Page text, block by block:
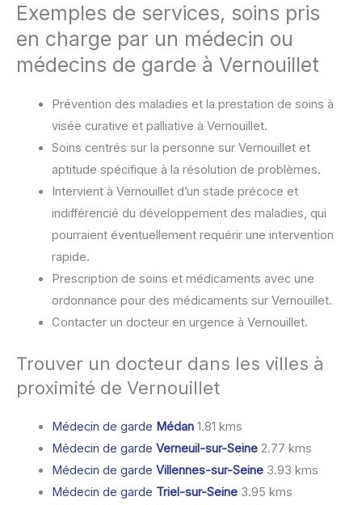
Exemples de services, soins pris
en charge par un médecin ou
médecins de garde à Vernouillet
Prévention des maladies et la prestation de soins à
visée curative et palliative à Vernouillet.
Soins centrés sur la personne sur Vernouillet et
aptitude spécifique à la résolution de problèmes.
Intervient à Vernouillet d’un stade précoce et
indifférencié du développement des maladies, qui
pourraient éventuellement requérir une intervention
rapide.
Prescription de soins et médicaments avec une
ordonnance pour des médicaments sur Vernouillet.
Contacter un docteur en urgence à Vernouillet.
Trouver un docteur dans les villes à
proximité de Vernouillet
Médecin de garde Médan1.81 kms
Médecin de garde Verneuil-sur-Seine2.77 kms
Médecin de garde Villennes-sur-Seine3.93 kms
Médecin de garde Triel-sur-Seine3.95 kms